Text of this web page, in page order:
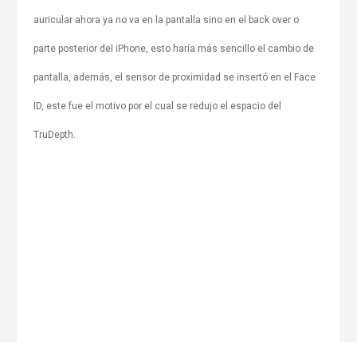
auricular ahora ya no va en la pantalla sino en el back over o
parte posterior del iPhone, esto haría más sencillo el cambio de
pantalla, además, el sensor de proximidad se insertó en el Face
ID, este fue el motivo por el cual se redujo el espacio del
TruDepth.